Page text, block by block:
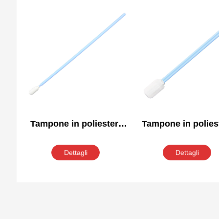
Tampone in poliestere
PS761
Dettagli
Tampone in
PS714
Dettagli